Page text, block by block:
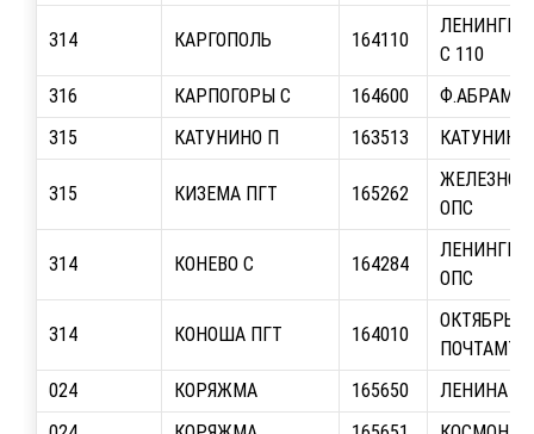
314 КАРГОПОЛЬ 164110
С 110
316
КАРПОГОРЫ С 164600
315
КАТУНИНО П 163513
315 КИЗЕМА ПГТ 165262
ОПС
314 КОНЕВО С 164284
ОПС
314 КОНОША ПГТ 164010
ПОЧТАМТ
024
КОРЯЖМА 165650
ЛЕНИНА